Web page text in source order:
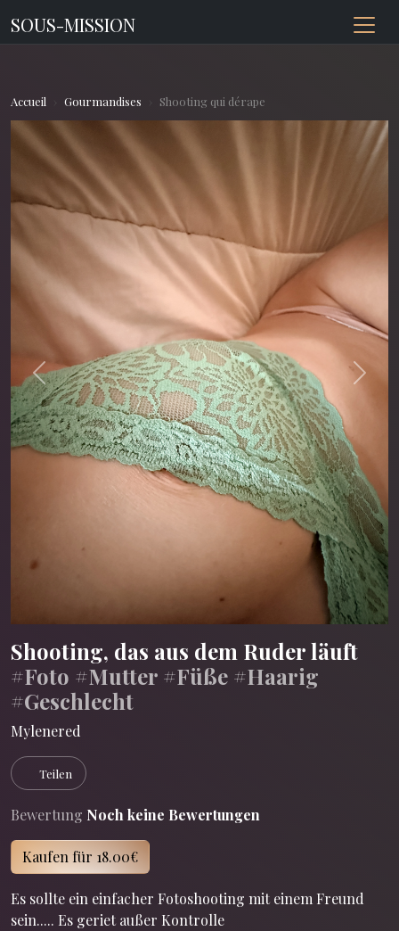
SOUS-MISSION
Accueil Gourmandises Shooting qui dérape
Previous Next
Shooting, das aus dem Ruder läuft
#Foto #Mutter #Füße #Haarig
#Geschlecht
Mylenered
Teilen
Bewertung Noch keine Bewertungen
Kaufen für 18.00€
Es sollte ein einfacher Fotoshooting mit einem Freund
sein..... Es geriet außer Kontrolle